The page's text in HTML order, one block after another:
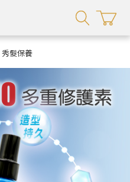
秀髮保養